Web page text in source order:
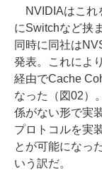
NVIDIAはこれ
にSwitchなど挟
同時に同社は
発表。これによ
経由でCache
なった（図02）
係がない形で実
プロトコルを実
とが可能になっ
いう訳だ。